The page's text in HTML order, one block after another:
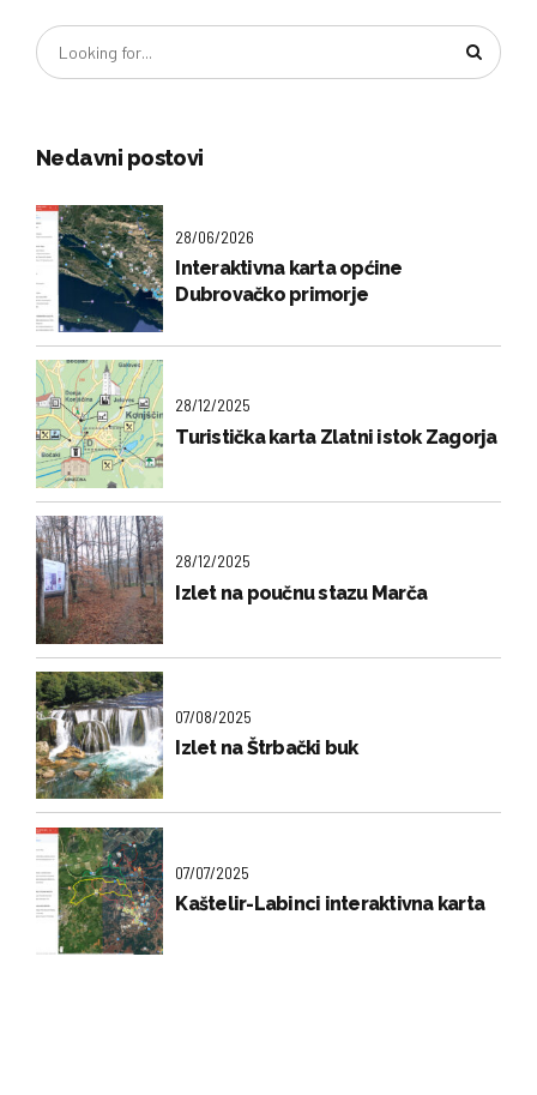
Nedavni postovi
28/06/2026
Interaktivna karta općine
Dubrovačko primorje
28/12/2025
Turistička karta Zlatni istok Zagorja
28/12/2025
Izlet na poučnu stazu Marča
07/08/2025
Izlet na Štrbački buk
07/07/2025
Kaštelir-Labinci interaktivna karta